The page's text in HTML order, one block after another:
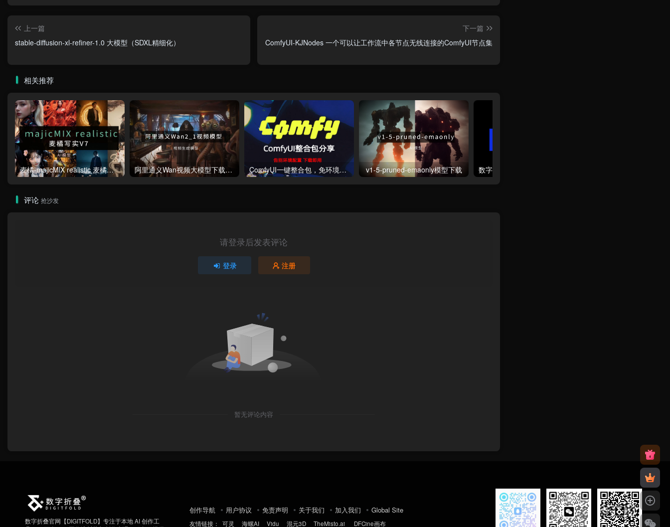
上一篇
stable-diffusion-xl-refiner-1.0 大模型（SDXL精细化）
下一篇
ComfyUI-KJNodes 一个可以让工作流中各节点无线连接的ComfyUI节点集
相关推荐
麦橘-majicMlX realistic 麦橘写实V7模型 阿里通义Wan视频大模型下载（kijai版） ComfyUI一键整合包，免环境部署，下载即用！ v1-5-pruned-emaonly模型下载 数字折叠ComfyUI整合包模型库
评论 抢沙发
请登录后发表评论
登录 注册
暂无评论内容
数字折叠官网【DIGITFOLD】专注于本地 AI 创作工
创作导航 用户协议 免责声明 关于我们 加入我们 Global Site
友情链接： 可灵 海螺AI Vidu 混元3D TheMisto.ai DFCine画布